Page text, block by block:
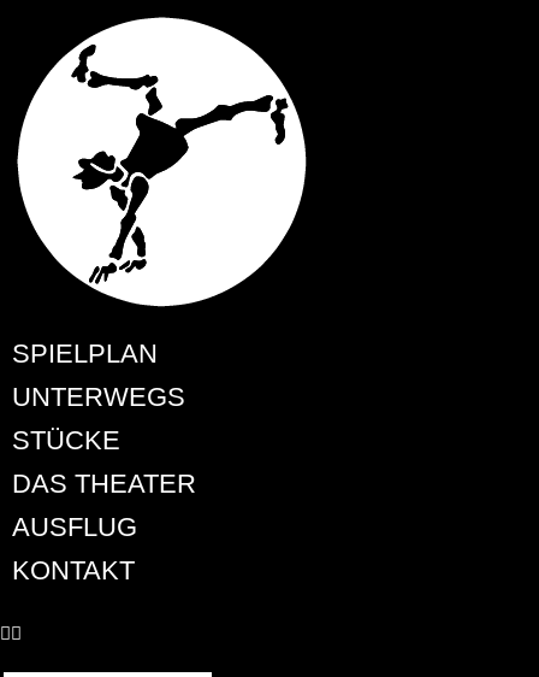
SPIELPLAN
UNTERWEGS
STÜCKE
DAS THEATER
AUSFLUG
KONTAKT